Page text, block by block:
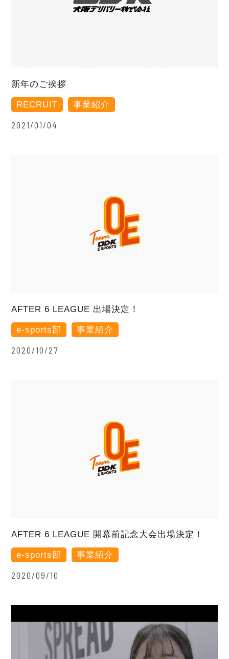
新年のご挨拶
RECRUIT 事業紹介
2021/01/04
AFTER 6 LEAGUE 出場決定！
e-sports部 事業紹介
2020/10/27
AFTER 6 LEAGUE 開幕前記念大会出場決定！
e-sports部 事業紹介
2020/09/10